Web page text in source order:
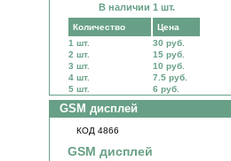
В наличии 1 шт.
Количество
Цена
1 шт.
30 руб.
2 шт.
15 руб.
3 шт.
10 руб.
4 шт.
7.5 руб.
5 шт.
6 руб.
GSM дисплей
КОД 4866
GSM дисплей